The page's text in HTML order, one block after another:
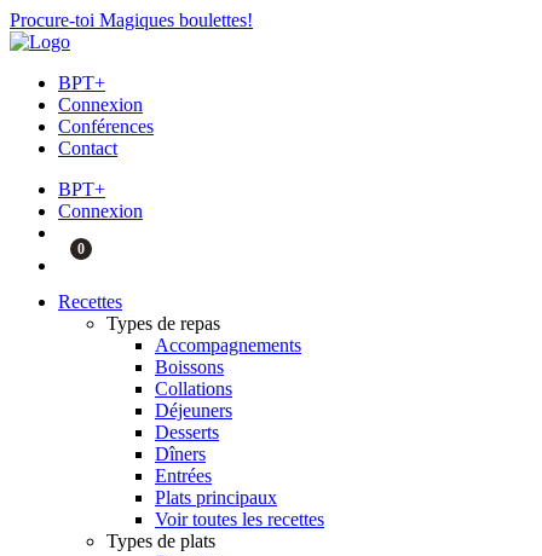
Procure-toi Magiques boulettes!
BPT+
Connexion
Conférences
Contact
BPT+
Connexion
0
Recettes
Types de repas
Accompagnements
Boissons
Collations
Déjeuners
Desserts
Dîners
Entrées
Plats principaux
Voir toutes les recettes
Types de plats